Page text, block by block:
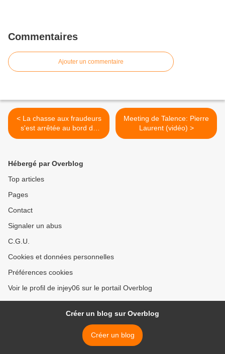
Commentaires
Ajouter un commentaire
< La chasse aux fraudeurs
s'est arrêtée au bord du
Lac Léman
Meeting de Talence: Pierre
Laurent (vidéo) >
Hébergé par Overblog
Top articles
Pages
Contact
Signaler un abus
C.G.U.
Cookies et données personnelles
Préférences cookies
Voir le profil de injey06 sur le portail Overblog
Créer un blog sur Overblog
Créer un blog